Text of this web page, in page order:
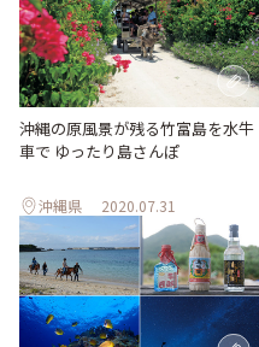
沖縄の原風景が残る竹富島を水牛
車で ゆったり島さんぽ
沖縄県 2020.07.31